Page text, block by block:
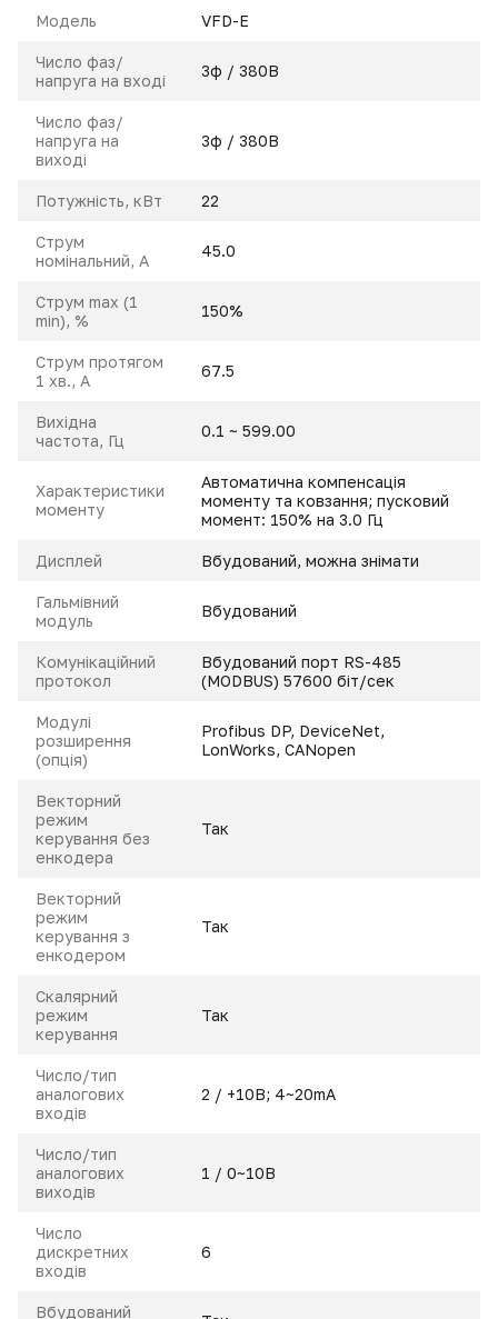
Модель VFD-E
Число фаз/
напруга на вході
3ф / 380В
Число фаз/
напруга на
виході
3ф / 380В
Потужність, кВт 22
Струм
номінальний, A
45.0
Струм max (1
min), %
150%
Струм протягом
1 хв., А
67.5
Вихідна
частота, Гц
0.1 ~ 599.00
Характеристики
моменту
Автоматична компенсація
моменту та ковзання; пусковий
момент: 150% на 3.0 Гц
Дисплей Вбудований, можна знімати
Гальмівний
модуль
Вбудований
Комунікаційний
протокол
Вбудований порт RS-485
(MODBUS) 57600 біт/сек
Модулі
розширення
(опція)
Profibus DP, DeviceNet,
LonWorks, CANopen
Векторний
режим
керування без
енкодера
Так
Векторний
режим
керування з
енкодером
Так
Скалярний
режим
керування
Так
Число/тип
аналогових
входів
2 / +10В; 4~20mA
Число/тип
аналогових
виходів
1 / 0~10В
Число
дискретних
входів
6
Вбудований